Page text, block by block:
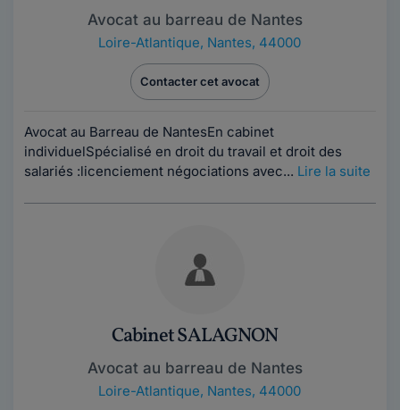
Avocat au barreau de Nantes
Loire-Atlantique, Nantes, 44000
Contacter cet avocat
Avocat au Barreau de NantesEn cabinet
individuelSpécialisé en droit du travail et droit des
salariés :licenciement négociations avec... Lire la suite
Cabinet SALAGNON
Avocat au barreau de Nantes
Loire-Atlantique, Nantes, 44000